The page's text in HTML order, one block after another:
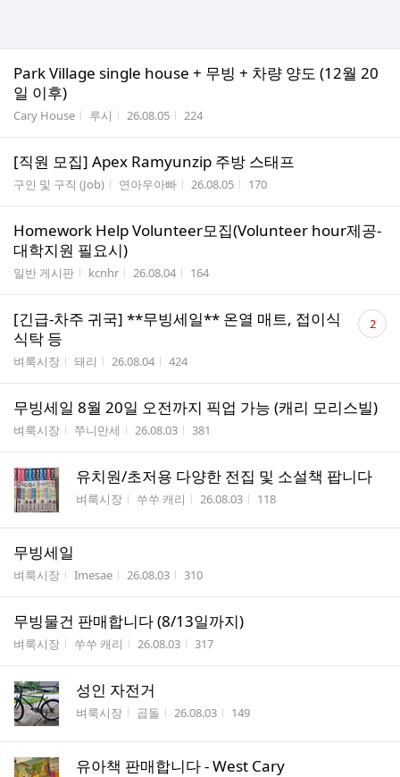
Park Village single house + 무빙 + 차량 양도 (12월 20
일 이후)
게시판명
Cary House 작성자
루시 작성시간
26.08.05 조회수
224
[직원 모집] Apex Ramyunzip 주방 스태프
게시판명
구인 및 구직 (Job) 작성자
연아우아빠 작성시간
26.08.05 조회수
170
Homework Help Volunteer모집(Volunteer hour제공-
대학지원 필요시)
게시판명
일반 게시판 작성자
kcnhr 작성시간
26.08.04 조회수
164
[긴급-차주 귀국] **무빙세일** 온열 매트, 접이식
식탁 등
게시판명
벼룩시장 작성자
돼리 작성시간
26.08.04 조회수
424
댓
글 2
무빙세일 8월 20일 오전까지 픽업 가능 (캐리 모리스빌)
게시판명
벼룩시장 작성자
쭈니만세 작성시간
26.08.03 조회수
381
유치원/초저용 다양한 전집 및 소설책 팝니다
게시판명
벼룩시장 작성자
쑤쑤 캐리 작성시간
26.08.03 조회수
118
무빙세일
게시판명
벼룩시장 작성자
Imesae 작성시간
26.08.03 조회수
310
무빙물건 판매합니다 (8/13일까지)
게시판명
벼룩시장 작성자
쑤쑤 캐리 작성시간
26.08.03 조회수
317
성인 자전거
게시판명
벼룩시장 작성자
곱돌 작성시간
26.08.03 조회수
149
유아책 판매합니다 - West Cary